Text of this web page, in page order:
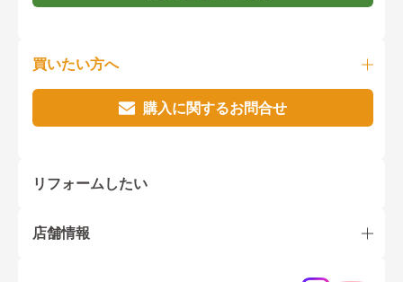
買いたい方へ
購入に関するお問合せ
リフォームしたい
店舗情報